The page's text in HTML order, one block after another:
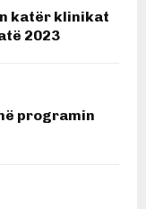
katër klinikat
2023
programin